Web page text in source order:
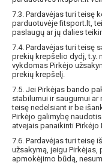
7.3. Pardavėjas turi teisę
parduotuvėje fitsport.lt,
paslaugų ar jų dalies
7.4. Pardavėjas turi teisę
prekių krepšelio dydį, t.y.
vykdomas Pirkėjo
prekių krepšelį.
7.5. Jei Pirkėjas bando
stabilumui ir saugumui ar
teisę nedelsiant ir be
Pirkėjo galimybę
atvejais panaikinti Pirkėjo
7.6. Pardavėjas turi teisę
užsakymą, jeigu Pirkėjas,
apmokėjimo būdą,